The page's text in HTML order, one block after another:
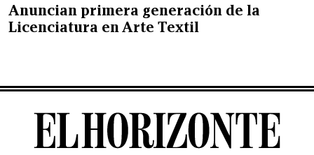
Anuncian primera generación de la
Licenciatura en Arte Textil